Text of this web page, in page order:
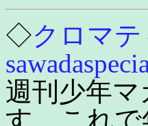
◇クロマ
週刊少年
す。これ